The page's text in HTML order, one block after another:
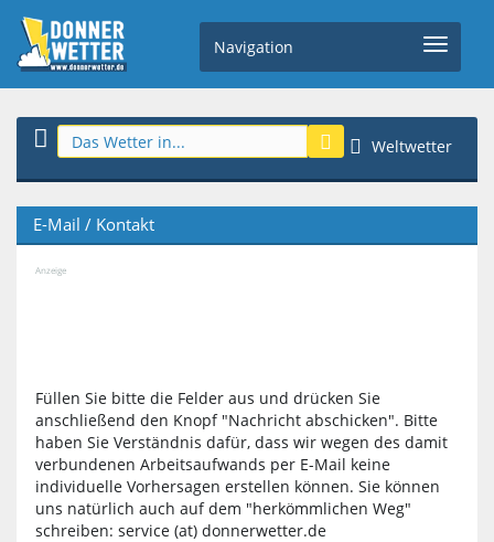
Navigation
Weltwetter
E-Mail / Kontakt
Anzeige
Füllen Sie bitte die Felder aus und drücken Sie
anschließend den Knopf "Nachricht abschicken". Bitte
haben Sie Verständnis dafür, dass wir wegen des damit
verbundenen Arbeitsaufwands per E-Mail keine
individuelle Vorhersagen erstellen können. Sie können
uns natürlich auch auf dem "herkömmlichen Weg"
schreiben: service (at) donnerwetter.de